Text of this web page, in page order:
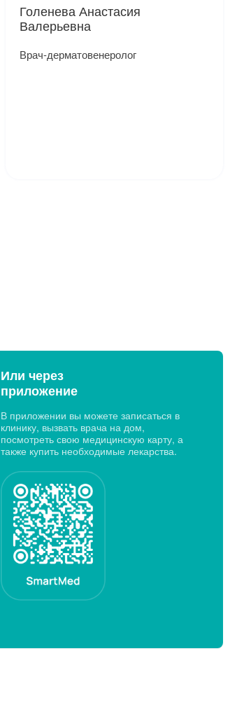
Голенева Анастасия
Валерьевна
Врач-дерматовенеролог
Или через
приложение
В приложении вы можете записаться в
клинику, вызвать врача на дом,
посмотреть свою медицинскую карту, а
также купить необходимые лекарства.